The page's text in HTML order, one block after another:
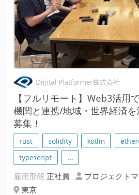
Digital Platformer株式会社
【フルリモート】Web3活用
機関と連携/地域・世界経済
募集！
rust solidity kotlin
typescript
…
雇用形態 正社員
プロジェクト
東京